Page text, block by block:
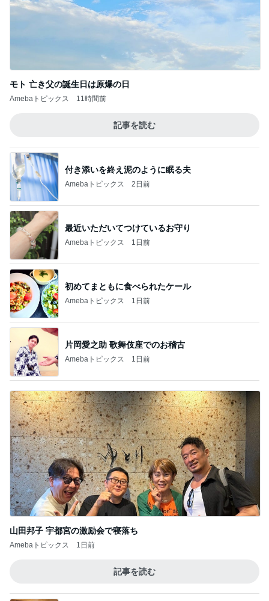
モト 亡き父の誕生日は原爆の日
Amebaトピックス 11時間前
記事を読む
付き添いを終え泥のように眠る夫
Amebaトピックス 2日前
最近いただいてつけているお守り
Amebaトピックス 1日前
初めてまともに食べられたケール
Amebaトピックス 1日前
片岡愛之助 歌舞伎座でのお稽古
Amebaトピックス 1日前
山田邦子 宇都宮の激励会で寝落ち
Amebaトピックス 1日前
記事を読む